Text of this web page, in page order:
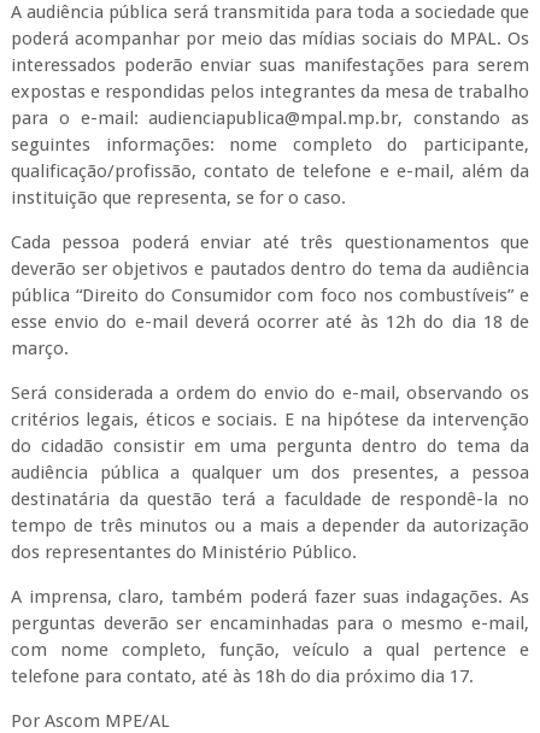
A audiência pública será transmitida para toda a sociedade que
poderá acompanhar por meio das mídias sociais do MPAL. Os
interessados poderão enviar suas manifestações para serem
expostas e respondidas pelos integrantes da mesa de trabalho
para o e-mail: audienciapublica@mpal.mp.br, constando as
seguintes informações: nome completo do participante,
qualificação/profissão, contato de telefone e e-mail, além da
instituição que representa, se for o caso.
Cada pessoa poderá enviar até três questionamentos que
deverão ser objetivos e pautados dentro do tema da audiência
pública “Direito do Consumidor com foco nos combustíveis” e
esse envio do e-mail deverá ocorrer até às 12h do dia 18 de
março.
Será considerada a ordem do envio do e-mail, observando os
critérios legais, éticos e sociais. E na hipótese da intervenção
do cidadão consistir em uma pergunta dentro do tema da
audiência pública a qualquer um dos presentes, a pessoa
destinatária da questão terá a faculdade de respondê-la no
tempo de três minutos ou a mais a depender da autorização
dos representantes do Ministério Público.
A imprensa, claro, também poderá fazer suas indagações. As
perguntas deverão ser encaminhadas para o mesmo e-mail,
com nome completo, função, veículo a qual pertence e
telefone para contato, até às 18h do dia próximo dia 17.
Por Ascom MPE/AL